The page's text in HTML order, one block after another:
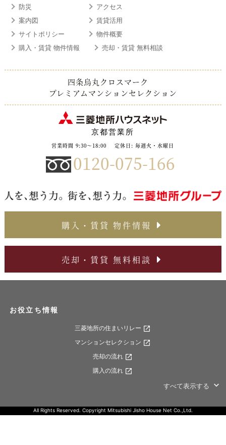
防災
アクセス
案内図
賃貸活用
サイトポリシー
物件概要
購入・賃貸 物件情報
売却・賃貸 無料相談
四条烏丸クロスマーク
プレミアムマンションセレクション
京都営業所
営業時間 9:30～18:00 定休日: 毎週火・水曜日
0120-075-166
購入・賃貸 物件情報
売却・賃貸 無料相談
お役立ち情報
三菱地所の住まいリレー
マンションセレクション
売却の流れ
購入の流れ
すべて表示する
All Rights Reserved. Copyright Mitsubishi Jisho House Net Co.,Ltd.